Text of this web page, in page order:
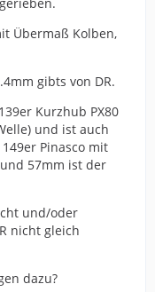
Übermaß Kolben,
gibts von DR.
Kurzhub PX80
und ist auch
Pinasco mit
57mm ist der
und/oder
nicht gleich
dazu?